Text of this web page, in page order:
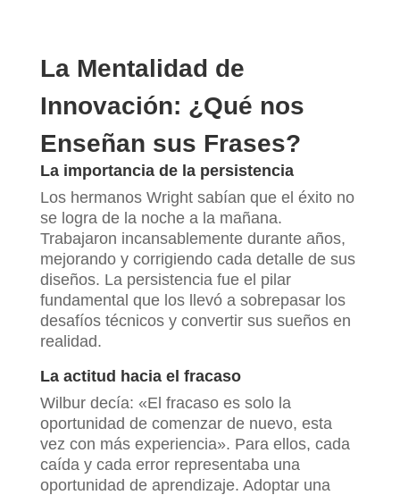
La Mentalidad de
Innovación: ¿Qué nos
Enseñan sus Frases?
La importancia de la persistencia
Los hermanos Wright sabían que el éxito no
se logra de la noche a la mañana.
Trabajaron incansablemente durante años,
mejorando y corrigiendo cada detalle de sus
diseños. La persistencia fue el pilar
fundamental que los llevó a sobrepasar los
desafíos técnicos y convertir sus sueños en
realidad.
La actitud hacia el fracaso
Wilbur decía: «El fracaso es solo la
oportunidad de comenzar de nuevo, esta
vez con más experiencia». Para ellos, cada
caída y cada error representaba una
oportunidad de aprendizaje. Adoptar una